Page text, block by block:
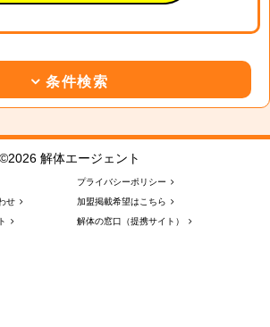
条件検索
©2026 解体エージェント
プライバシーポリシー
せ
加盟掲載希望はこちら
解体の窓口（提携サイト）